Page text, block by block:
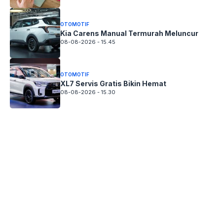
OTOMOTIF
Kia Carens Manual Termurah Meluncur
08-08-2026 - 15.45
OTOMOTIF
XL7 Servis Gratis Bikin Hemat
08-08-2026 - 15.30